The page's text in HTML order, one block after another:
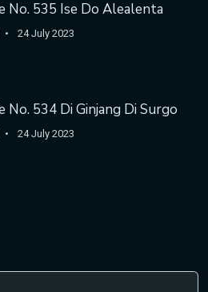
No. 535 Ise Do Alealenta
24 July 2023
No. 534 Di Ginjang Di Surgo
24 July 2023